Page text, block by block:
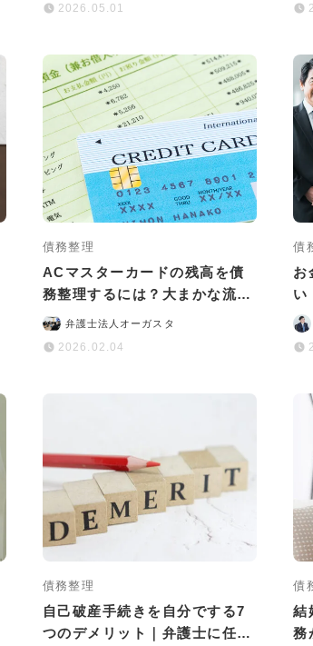
2026.05.01
債務整理
ACマスターカードの残高を債
務整理するには？大まかな流れ
やデメリットなどを解説
弁護士法人オーガスタ
2026.02.04
債
お
い
処
債務整理
自己破産手続きを自分でする7
つのデメリット｜弁護士に任せ
債
結
務